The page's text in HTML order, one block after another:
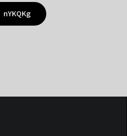
nYKQKg